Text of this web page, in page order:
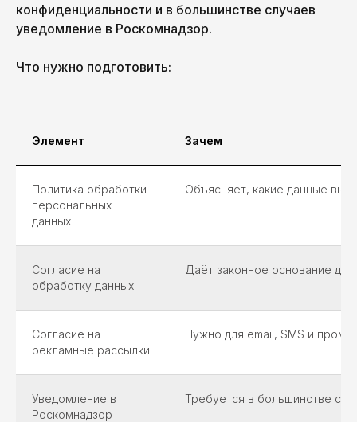
конфиденциальности и в большинстве случаев
уведомление в Роскомнадзор.
Что нужно подготовить:
Элемент Зачем
Политика обработки
персональных
данных
Объясняет, какие данные вы
Согласие на
обработку данных
Даёт законное основание
Согласие на
рекламные рассылки
Нужно для email, SMS и
Уведомление в
Роскомнадзор
Требуется в большинстве